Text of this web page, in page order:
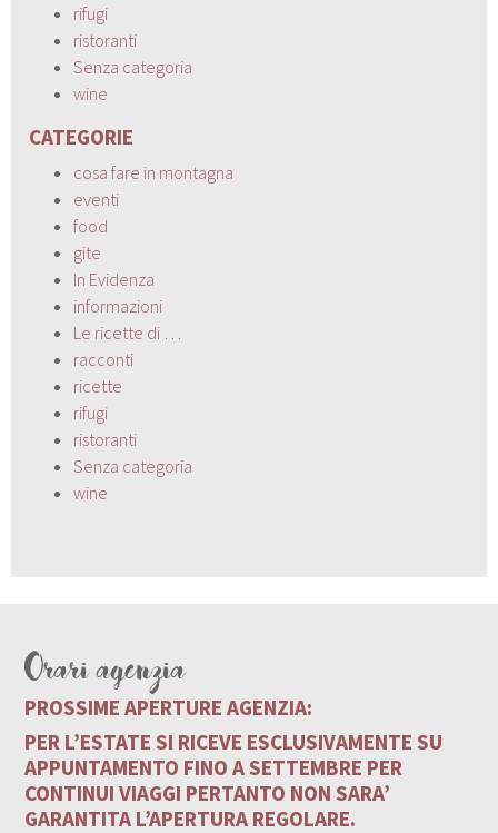
rifugi
ristoranti
Senza categoria
wine
CATEGORIE
cosa fare in montagna
eventi
food
gite
In Evidenza
informazioni
Le ricette di …
racconti
ricette
rifugi
ristoranti
Senza categoria
wine
Orari agenzia
PROSSIME APERTURE AGENZIA:
PER L’ESTATE SI RICEVE ESCLUSIVAMENTE SU
APPUNTAMENTO FINO A SETTEMBRE PER
CONTINUI VIAGGI PERTANTO NON SARA’
GARANTITA L’APERTURA REGOLARE.